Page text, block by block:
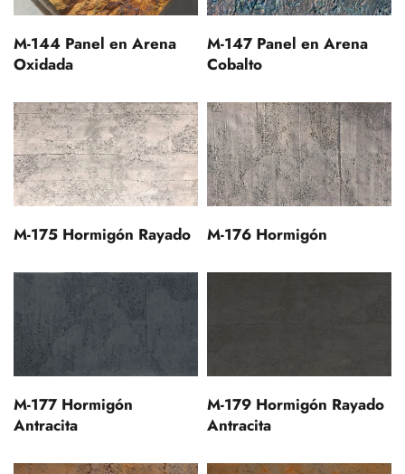
M-144 Panel en Arena
Oxidada
M-147 Panel en Arena
Cobalto
M-175 Hormigón Rayado M-176 Hormigón
M-177 Hormigón
Antracita
M-179 Hormigón Rayado
Antracita